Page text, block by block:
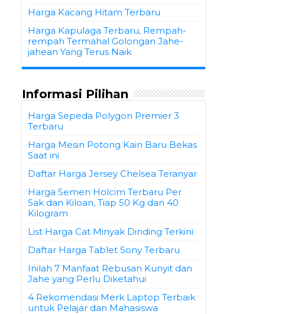
Harga Kacang Hitam Terbaru
Harga Kapulaga Terbaru, Rempah-
rempah Termahal Golongan Jahe-
jahean Yang Terus Naik
Informasi Pilihan
Harga Sepeda Polygon Premier 3
Terbaru
Harga Mesin Potong Kain Baru Bekas
Saat ini
Daftar Harga Jersey Chelsea Teranyar
Harga Semen Holcim Terbaru Per
Sak dan Kiloan, Tiap 50 Kg dan 40
Kilogram
List Harga Cat Minyak Dinding Terkini
Daftar Harga Tablet Sony Terbaru
Inilah 7 Manfaat Rebusan Kunyit dan
Jahe yang Perlu Diketahui
4 Rekomendasi Merk Laptop Terbaik
untuk Pelajar dan Mahasiswa